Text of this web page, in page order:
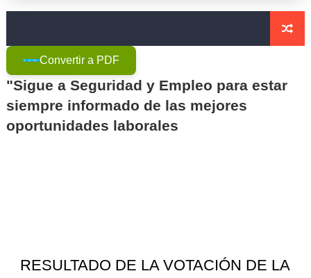
🚨 SICOR Seguridad El Corte Inglés, sancionada por
Resumen detallado del Acta nº 3 del Convenio
Prosegur, Ombuds y la Ley 9/2015: la subrogación de
La justicia confirma la suspensión de empleo y sueldo
Convertir a PDF
"Sigue a Seguridad y Empleo para estar
siempre informado de las mejores
oportunidades laborales
RESULTADO DE LA VOTACIÓN DE LA